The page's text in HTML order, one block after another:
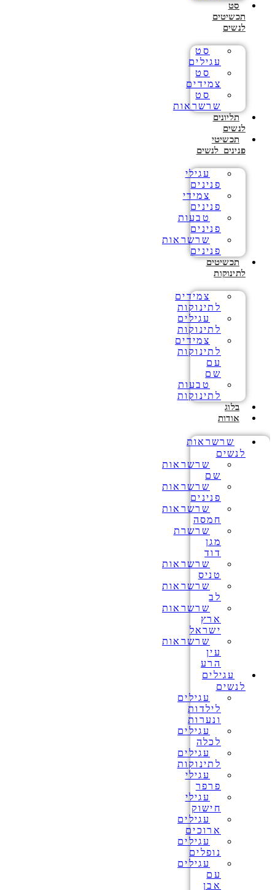
סט
תכשיטים
לנשים
סט
עגילים
סט
צמידים
סט
שרשראות
תליונים
לנשים
תכשיטי
פנינים לנשים
עגילי
פנינים
צמידי
פנינים
טבעות
פנינים
שרשראות
פנינים
תכשיטים
לתינוקות
צמידים
לתינוקות
עגילים
לתינוקות
צמידים
לתינוקות
עם
שם
טבעות
לתינוקות
בלוג
אודות
שרשראות
לנשים
שרשראות
שם
שרשראות
פנינים
שרשראות
חמסה
שרשרת
מגן
דוד
שרשראות
טניס
שרשראות
לב
שרשראות
ארץ
ישראל
שרשראות
עין
הרע
עגילים
לנשים
עגילים
לילדות
ונערות
עגילים
לכלה
עגילים
לתינוקות
עגילי
פרפר
עגילי
חישוק
עגילים
ארוכים
עגילים
נופלים
עגילים
עם
אבן